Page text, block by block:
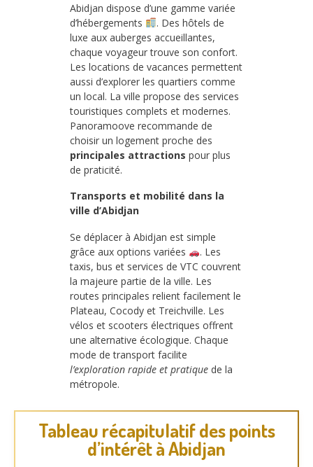
Abidjan dispose d’une gamme variée
d’hébergements
. Des hôtels de
luxe aux auberges accueillantes,
chaque voyageur trouve son confort.
Les locations de vacances permettent
aussi d’explorer les quartiers comme
un local. La ville propose des services
touristiques complets et modernes.
Panoramoove recommande de
choisir un logement proche des
principales attractions pour plus
de praticité.
Transports et mobilité dans la
ville d’Abidjan
Se déplacer à Abidjan est simple
grâce aux options variées
. Les
taxis, bus et services de VTC couvrent
la majeure partie de la ville. Les
routes principales relient facilement le
Plateau, Cocody et Treichville. Les
vélos et scooters électriques offrent
une alternative écologique. Chaque
mode de transport facilite
l’exploration rapide et pratique de la
métropole.
Tableau récapitulatif des points
d’intérêt à Abidjan